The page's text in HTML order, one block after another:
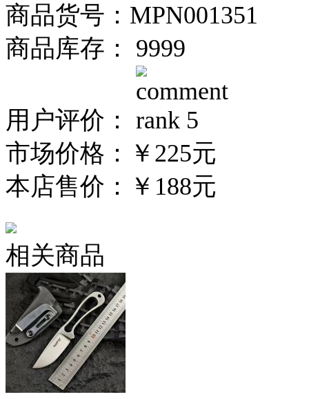
商品货号：MPN001351
商品库存： 9999
用户评价：
市场价格： ￥225元
本店售价： ￥188元
相关商品